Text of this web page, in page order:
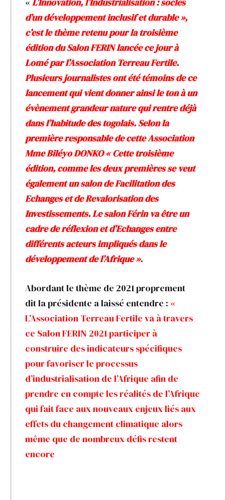
« L’Innovation, l’Industrialisation : socles
d’un développement inclusif et durable »,
c’est le thème retenu pour la troisième
édition du Salon FERIN lancée ce jour à
Lomé par l’Association Terreau Fertile.
Plusieurs journalistes ont été témoins de ce
lancement qui vient donner ainsi le ton à un
évènement grandeur nature qui rentre déjà
dans l’habitude des togolais. Selon la
première responsable de cette Association
Mme Biléyo DONKO « Cette troisième
édition, comme les deux premières se veut
également un salon de Facilitation des
Echanges et de Revalorisation des
Investissements. Le salon Férin va être un
cadre de réflexion et d’Echanges entre
différents acteurs impliqués dans le
développement de l’Afrique ».
Abordant le thème de 2021 proprement
dit la présidente a laissé entendre : «
L’Association Terreau Fertile va à travers
ce Salon FERIN 2021 participer à
construire des indicateurs spécifiques
pour favoriser le processus
d’industrialisation de l’Afrique afin de
prendre en compte les réalités de l’Afrique
qui fait face aux nouveaux enjeux liés aux
effets du changement climatique alors
même que de nombreux défis restent
encore